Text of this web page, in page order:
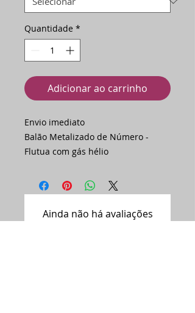
Quantidade *
Adicionar ao carrinho
Envio imediato
Balão Metalizado de Número -
Flutua com gás hélio
Ainda não há avaliações